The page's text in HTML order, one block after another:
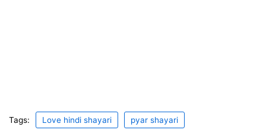
Tags: Love hindi shayari pyar shayari